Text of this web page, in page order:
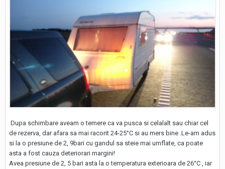
Dupa schimbare aveam o temere ca va pusca si celalalt sau chiar cel
de rezerva, dar afara sa mai racorit 24-25°C si au mers bine .Le-am adus
si la o presiune de 2, 9bari cu gandul sa steie mai umflate, ca poate
asta a fost cauza deteriorari margini!
Avea presiune de 2, 5 bari asta la o temperatura exterioara de 26°C , iar